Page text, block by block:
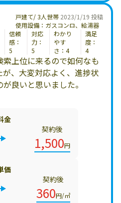
2023/1/19 投稿
戸建て/ 3人世帯
使用設備：ガスコンロ、給湯器
信頼
感：
5
対応
力：
5
わかり
やす
さ：4
満足
度：
4
上位に来るので如何なも
、大変対応よく、進捗状
良いと思いました。
金
契約後
1,500円
価
契約後
360円/㎥